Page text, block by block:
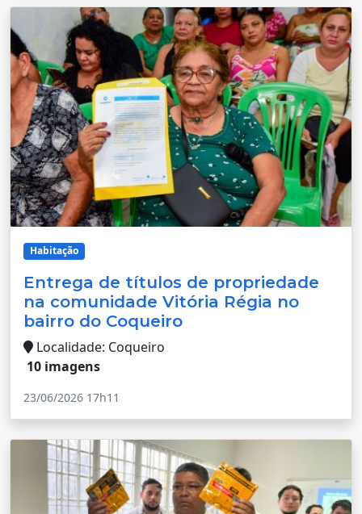
Habitação
Entrega de títulos de propriedade
na comunidade Vitória Régia no
bairro do Coqueiro
Localidade: Coqueiro
10 imagens
23/06/2026 17h11